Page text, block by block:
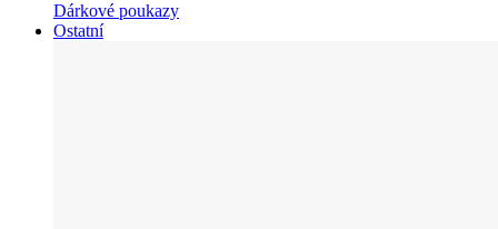
Dárkové poukazy
Ostatní